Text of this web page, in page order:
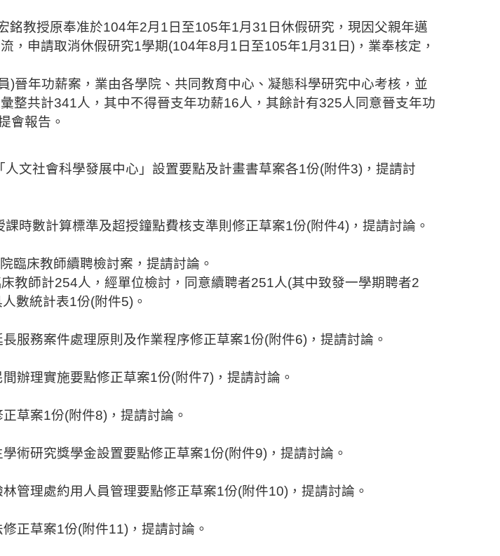
銘教授原奉准於104年2月 1 日至105年1月 31 日休假研究，現因父親年邁
，申請取消休假研究1學期(104年8月 1 日至105年1月 31 日) ，業奉核定，
)晉年功薪案 ，業由各學院、共同教育中心、凝態科學研究中心考核，並
整共計341人，其中不得晉支年功薪16人，其餘計有325人同意晉支年功
會報告。
人文社會科學發展中心」設置要點及計畫書草案各1份(附件3) ，提請討
時數計算標準及超授鐘點費核支準則修正草案1份(附件4) ，提請討論。
臨床教師續聘檢討案，提請討論。
教師計254人，經單位檢討，同意續聘者251人(其中致發一學期聘者2
數統計表1份(附件5) 。
服務案件處理原則及作業程序修正草案1份(附件6) ，提請討論。
辦理實施要點修正草案1份(附件7) ，提請討論。
草案1份(附件8) ，提請討論。
術研究獎學金設置要點修正草案1份(附件9) ，提請討論。
管理處約用人員管理要點修正草案1份(附件10) ，提請討論。
正草案1份(附件11) ，提請討論。